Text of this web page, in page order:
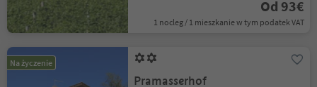
Od 93€
1 nocleg / 1 mieszkanie w tym podatek VAT
Na życzenie
Pramasserhof